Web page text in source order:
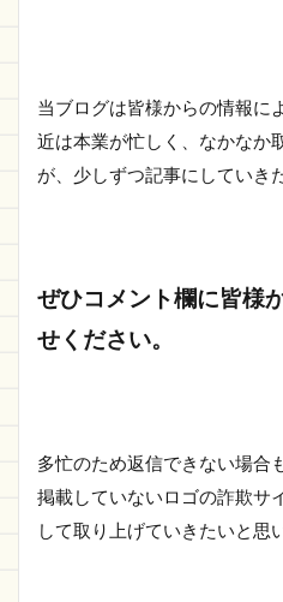
当ブログは皆様からの情報に
近は本業が忙しく、なかなか
が、少しずつ記事にしていき
ぜひコメント欄に皆様
せください。
多忙のため返信できない場合
掲載していないロゴの詐欺サ
して取り上げていきたいと思